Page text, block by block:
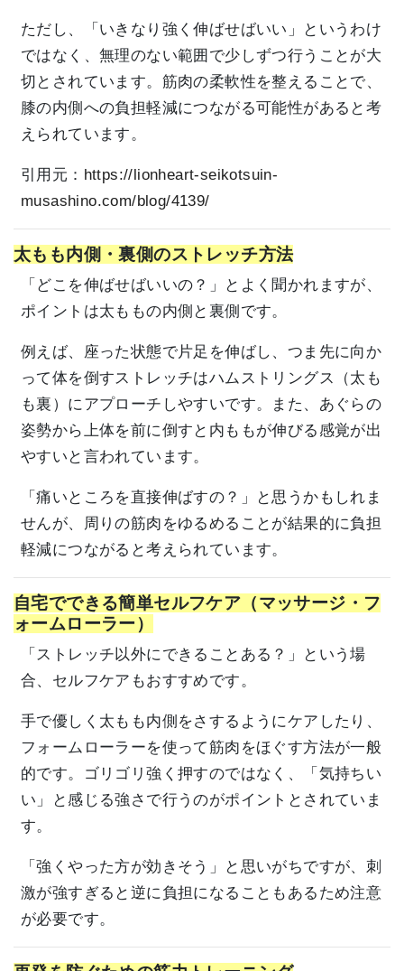
ただし、「いきなり強く伸ばせばいい」というわけ
ではなく、無理のない範囲で少しずつ行うことが大
切とされています。筋肉の柔軟性を整えることで、
膝の内側への負担軽減につながる可能性があると考
えられています。
引用元： https://lionheart-seikotsuin-
musashino.com/blog/4139/
太もも内側・裏側のストレッチ方法
「どこを伸ばせばいいの？」とよく聞かれますが、
ポイントは太ももの内側と裏側です。
例えば、座った状態で片足を伸ばし、つま先に向か
って体を倒すストレッチはハムストリングス（太も
も裏）にアプローチしやすいです。また、あぐらの
姿勢から上体を前に倒すと内ももが伸びる感覚が出
やすいと言われています。
「痛いところを直接伸ばすの？」と思うかもしれま
せんが、周りの筋肉をゆるめることが結果的に負担
軽減につながると考えられています。
自宅でできる簡単セルフケア（マッサージ・フ
ォームローラー）
「ストレッチ以外にできることある？」という場
合、セルフケアもおすすめです。
手で優しく太もも内側をさするようにケアしたり、
フォームローラーを使って筋肉をほぐす方法が一般
的です。ゴリゴリ強く押すのではなく、「気持ちい
い」と感じる強さで行うのがポイントとされていま
す。
「強くやった方が効きそう」と思いがちですが、刺
激が強すぎると逆に負担になることもあるため注意
が必要です。